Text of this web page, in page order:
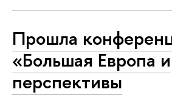
Прошла
«Большая Европа и
перспективы